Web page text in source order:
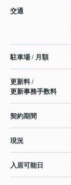
交通
駐車場 / 月額
更新料 /
更新事務手数料
契約期間
現況
入居可能日